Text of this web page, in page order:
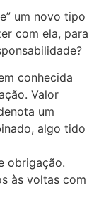
um novo tipo
com ela, para
conhecida
Valor
um
algo tido
obrigação.
às voltas com